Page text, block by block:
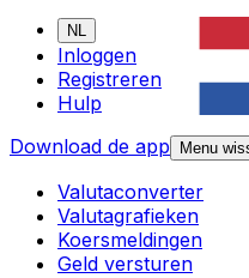
NL
Inloggen
Registreren
Hulp
Download de app
Menu
Valutaconverter
Valutagrafieken
Koersmeldingen
Geld versturen